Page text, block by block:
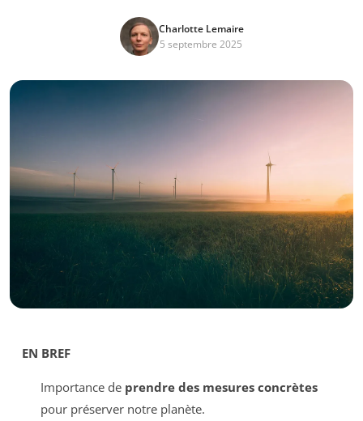
Charlotte Lemaire
5 septembre 2025
EN BREF
Importance de prendre des mesures concrètes
pour préserver notre planète.